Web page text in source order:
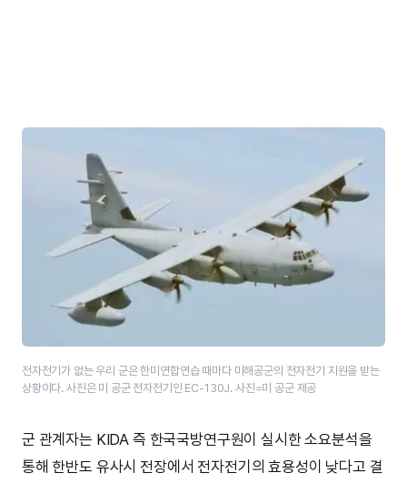
전자전기가 없는 우리 군은 한미연합연습 때마다 미해공군의 전자전기 지원을 받는
상황이다. 사진은 미 공군 전자전기인 EC-130J. 사진=미 공군 제공
군 관계자는 KIDA 즉 한국국방연구원이 실시한 소요분석을
통해 한반도 유사시 전장에서 전자전기의 효용성이 낮다고 결